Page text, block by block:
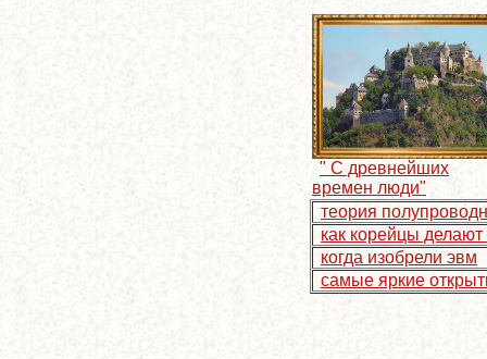
" С древнейших
времен люди"
теория
как корейцы делают
когда изобрели эвм
самые яркие